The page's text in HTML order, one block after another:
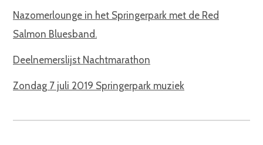
Nazomerlounge in het Springerpark met de Red
Salmon Bluesband.
Deelnemerslijst Nachtmarathon
Zondag 7 juli 2019 Springerpark muziek